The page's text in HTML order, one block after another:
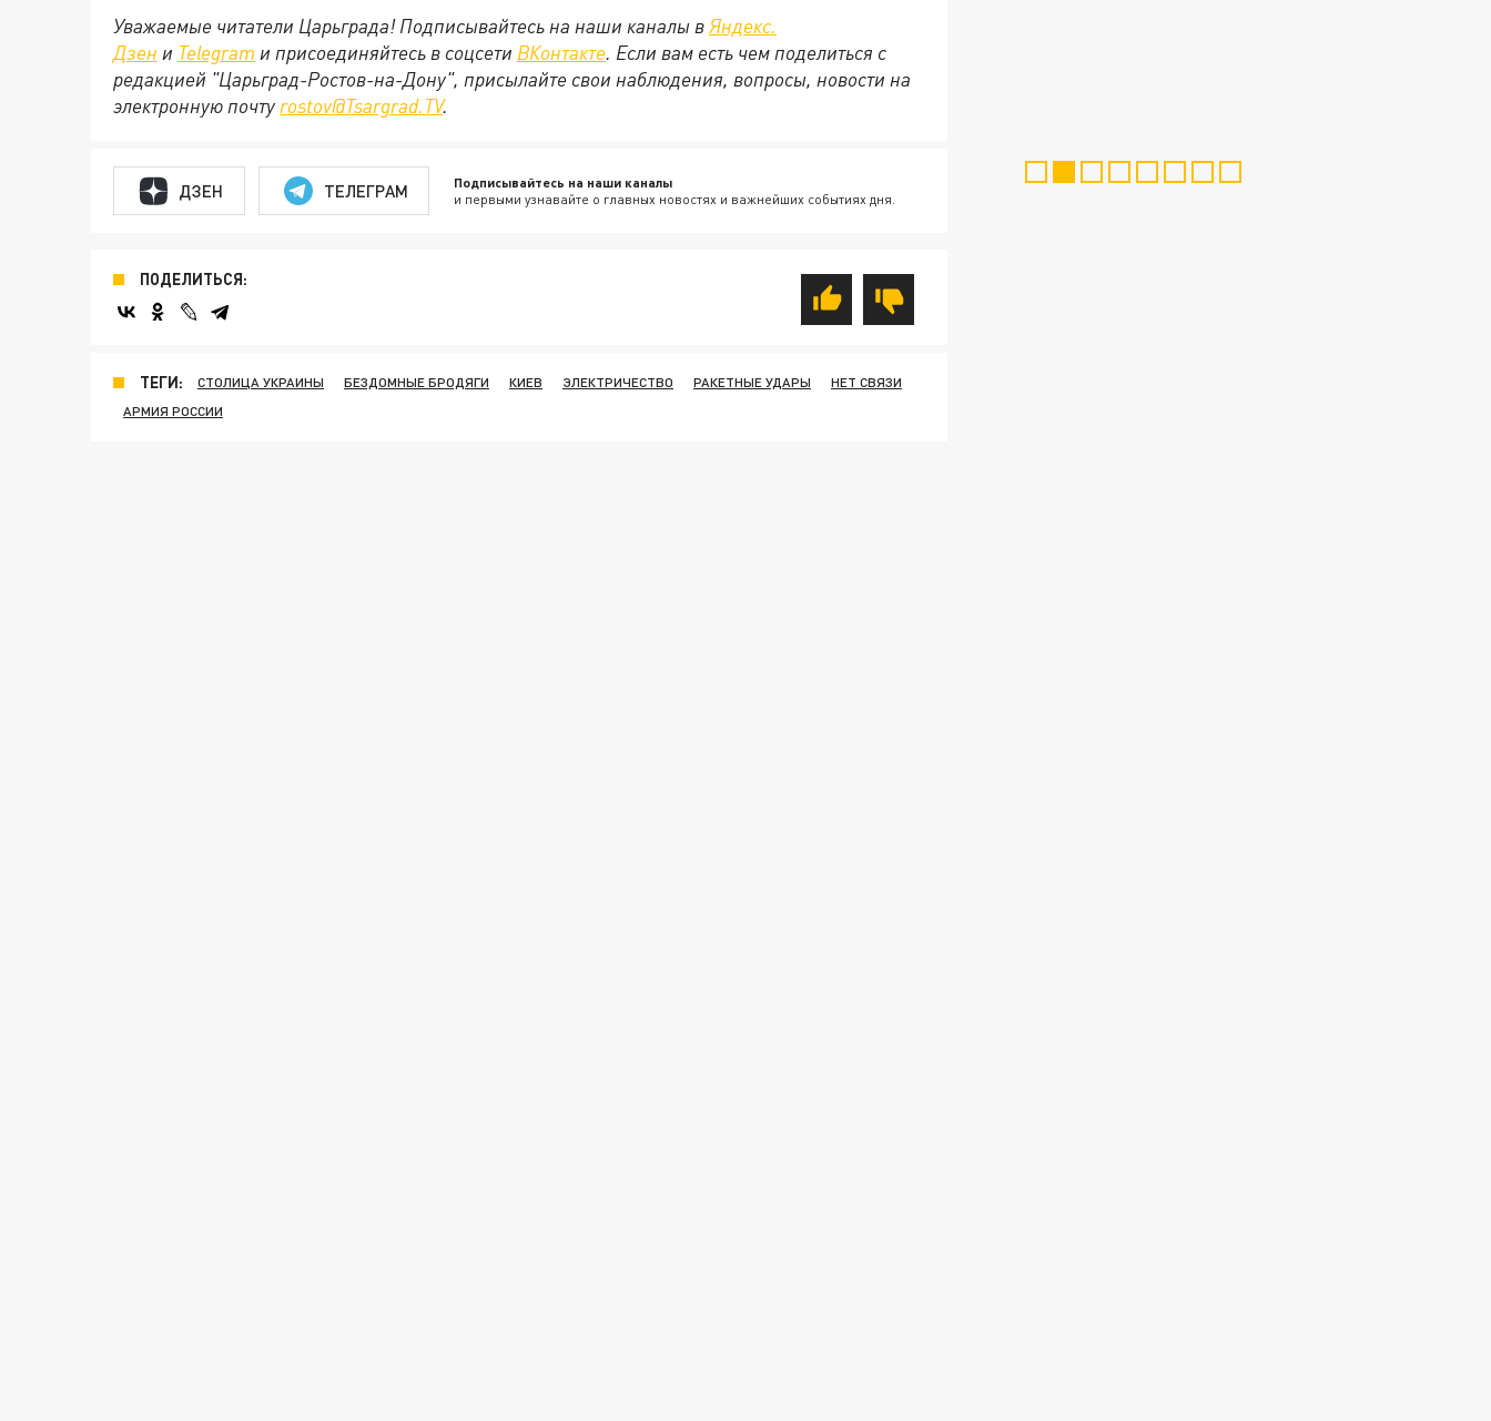
Уважаемые читатели Царьграда! Подписывайтесь на наши каналы вЯндекс.
Дзен и Telegram и присоединяйтесь в соцсети ВКонтакте. Если вам есть чем поделиться с
редакцией "Царьград-Ростов-на-Дону", присылайте свои наблюдения, вопросы, новости на
электронную почту rostov@Tsargrad.ТV.
ДЗЕН ТЕЛЕГРАМ Подписывайтесь на наши каналы
и первыми узнавайте о главных новостях и важнейших событиях дня.
ПОДЕЛИТЬСЯ:
ТЕГИ: СТОЛИЦА УКРАИНЫ БЕЗДОМНЫЕ БРОДЯГИ КИЕВ ЭЛЕКТРИЧЕСТВО РАКЕТНЫЕ УДАРЫ
НЕТ СВЯЗИ
АРМИЯ РОССИИ